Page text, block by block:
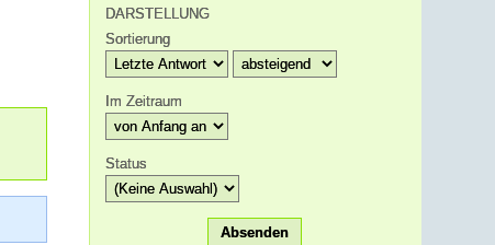
DARSTELLUNG
Sortierung
Im Zeitraum
Status